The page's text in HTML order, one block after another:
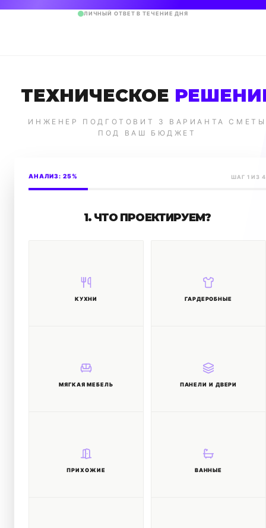
ЛИЧНЫЙ ОТВЕТ В ТЕЧЕНИЕ ДНЯ
ТЕХНИЧЕСКОЕ
ИНЖЕНЕР ПОДГОТОВИТ 3 ВАРИАНТА СМЕТЫ
ПОД ВАШ БЮДЖЕТ
АНАЛИЗ: 25% ШАГ 1 ИЗ 4
1. ЧТО ПРОЕКТИРУЕМ?
КУХНИ ГАРДЕРОБНЫЕ
МЯГКАЯ МЕБЕЛЬ ПАНЕЛИ И ДВЕРИ
ПРИХОЖИЕ ВАННЫЕ